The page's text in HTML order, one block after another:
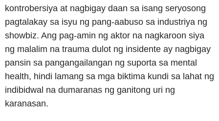
kontrobersiya at nagbigay daan sa isang seryosong
pagtalakay sa isyu ng pang-aabuso sa industriya ng
showbiz. Ang pag-amin ng aktor na nagkaroon siya
ng malalim na trauma dulot ng insidente ay nagbigay
pansin sa pangangailangan ng suporta sa mental
health, hindi lamang sa mga biktima kundi sa lahat ng
indibidwal na dumaranas ng ganitong uri ng
karanasan.